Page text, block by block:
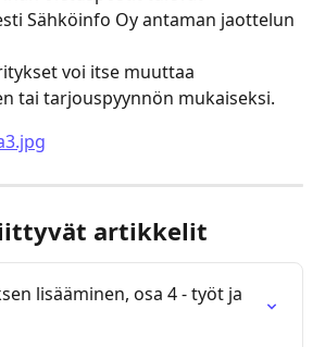
Sähköinfo Oy antaman jaottelun
voi itse muuttaa
tai tarjouspyynnön mukaiseksi.
artikkelit
lisääminen, osa 4 - työt ja